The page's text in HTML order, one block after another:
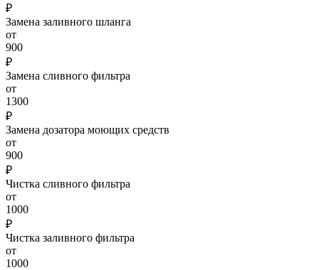
₽
Замена заливного шланга
от
900
₽
Замена сливного фильтра
от
1300
₽
Замена дозатора моющих средств
от
900
₽
Чистка сливного фильтра
от
1000
₽
Чистка заливного фильтра
от
1000